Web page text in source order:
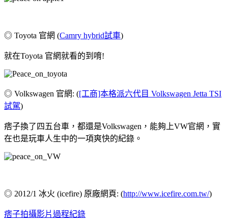
◎ Toyota 官網 (Camry hybrid試車)
就在Toyota 官網就看的到唷!
◎ Volkswagen 官網: ([工商]本格派六代目 Volkswagen Jetta TSI
試駕)
痞子換了四五台車，都還是Volkswagen，能夠上VW官網，實
在也是玩車人生中的一項爽快的紀錄。
◎ 2012/1 冰火 (icefire) 原廠網頁: (http://www.icefire.com.tw/)
痞子拍攝影片過程紀錄